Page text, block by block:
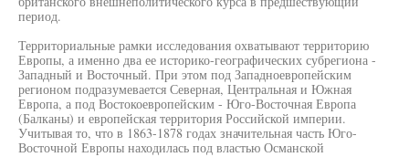
период.
Территориальные рамки исследования охватывают территорию
Европы, а именно два ее историко-географических субрегиона -
Западный и Восточный. При этом под Западноевропейским
регионом подразумевается Северная, Центральная и Южная
Европа, а под Востокоевропейским - Юго-Восточная Европа
(Балканы) и европейская территория Российской империи.
Учитывая то, что в 1863-1878 годах значительная часть Юго-
Восточной Европы находилась под властью Османской